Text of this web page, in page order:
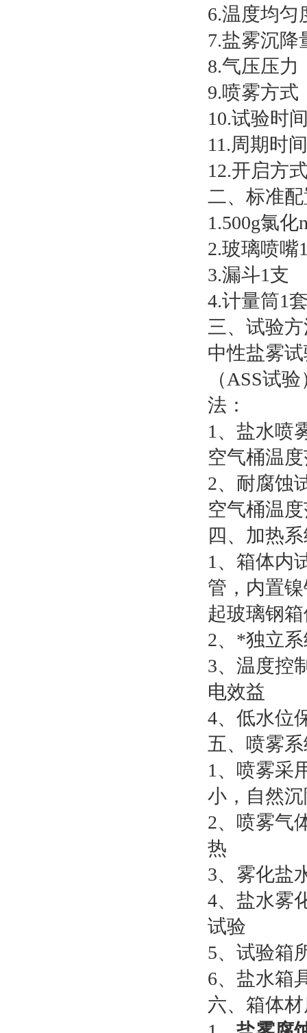
6.温度均
7.盐雾沉降
8.气压压力
9.喷雾方式
10.试验时
11.周期时
12.开启方
二、标准
1.500g氯化
2.玻璃喷嘴
3.漏斗1支
4.计量筒1
三、试验
中性盐雾
（ASS试
法：
1、盐水喷
空气桶温
2、耐腐蚀
空气桶温
四、加热
1、箱体内
管，内置
起玻璃钢
2、*独立
3、温度控
电效益
4、低水位
五、喷雾
1、喷雾采
小，自然
2、喷雾气
热
3、雾化盐
4、盐水雾
试验
5、试验箱
6、盐水箱
六、箱体